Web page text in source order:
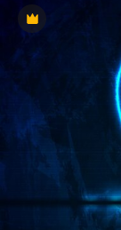
Premium